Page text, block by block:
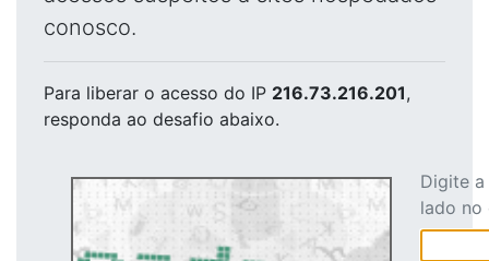
conosco.
Para liberar o acesso do IP 216.73.216.201,
responda ao desafio abaixo.
Digite
lado no